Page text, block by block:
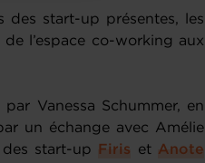
des start-up présentes, les
l’espace co-working aux
Vanessa Schummer, en
un échange avec Amélie
start-up
Firis et Anote